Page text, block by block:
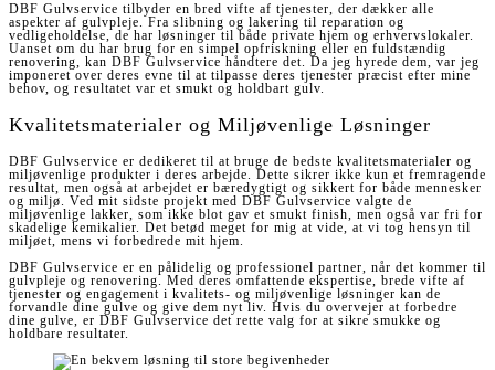
DBF Gulvservice tilbyder en bred vifte af tjenester, der dækker alle
aspekter af gulvpleje. Fra slibning og lakering til reparation og
vedligeholdelse, de har løsninger til både private hjem og erhvervslokaler.
Uanset om du har brug for en simpel opfriskning eller en fuldstændig
renovering, kan DBF Gulvservice håndtere det. Da jeg hyrede dem, var jeg
imponeret over deres evne til at tilpasse deres tjenester præcist efter mine
behov, og resultatet var et smukt og holdbart gulv.
Kvalitetsmaterialer og Miljøvenlige Løsninger
DBF Gulvservice er dedikeret til at bruge de bedste kvalitetsmaterialer og
miljøvenlige produkter i deres arbejde. Dette sikrer ikke kun et fremragende
resultat, men også at arbejdet er bæredygtigt og sikkert for både mennesker
og miljø. Ved mit sidste projekt med DBF Gulvservice valgte de
miljøvenlige lakker, som ikke blot gav et smukt finish, men også var fri for
skadelige kemikalier. Det betød meget for mig at vide, at vi tog hensyn til
miljøet, mens vi forbedrede mit hjem.
DBF Gulvservice er en pålidelig og professionel partner, når det kommer til
gulvpleje og renovering. Med deres omfattende ekspertise, brede vifte af
tjenester og engagement i kvalitets- og miljøvenlige løsninger kan de
forvandle dine gulve og give dem nyt liv. Hvis du overvejer at forbedre
dine gulve, er DBF Gulvservice det rette valg for at sikre smukke og
holdbare resultater.